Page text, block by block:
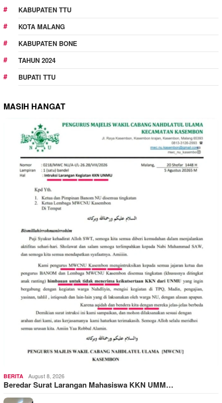
KABUPATEN TTU
KOTA MALANG
KABUPATEN BONE
TAHUN 2024
BUPATI TTU
MASIH HANGAT
BERITA August 8, 2026
Beredar Surat Larangan Mahasiswa KKN UMM…